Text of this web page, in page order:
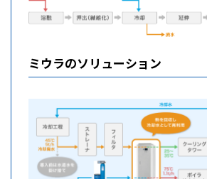
ミウラのソリューション